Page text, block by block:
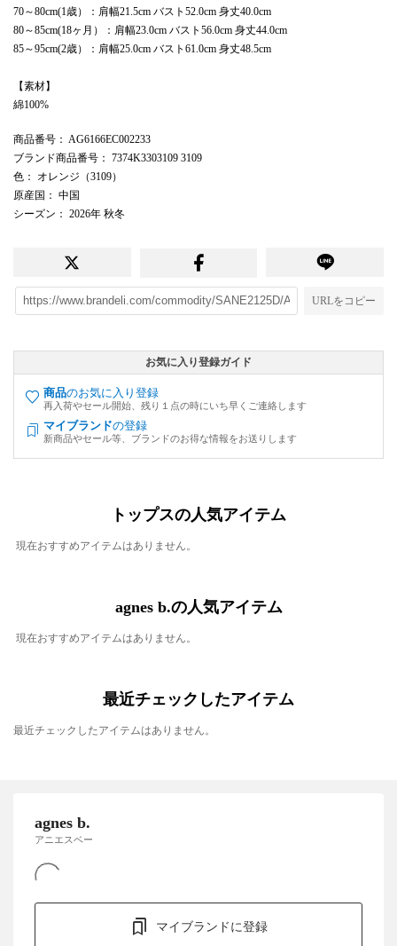
70～80cm(1歳）：肩幅21.5cm バスト52.0cm 身丈40.0cm
80～85cm(18ヶ月）：肩幅23.0cm バスト56.0cm 身丈44.0cm
85～95cm(2歳）：肩幅25.0cm バスト61.0cm 身丈48.5cm
【素材】
綿100%
商品番号 ： AG6166EC002233
ブランド商品番号 ： 7374K3303109 3109
色 ： オレンジ（3109）
原産国 ： 中国
シーズン ： 2026年 秋冬
URLをコピー
お気に入り登録ガイド
商品のお気に入り登録
再入荷やセール開始、残り１点の時にいち早くご連絡します
マイブランドの登録
新商品やセール等、ブランドのお得な情報をお送りします
トップスの人気アイテム
現在おすすめアイテムはありません。
agnes b.の人気アイテム
現在おすすめアイテムはありません。
最近チェックしたアイテム
最近チェックしたアイテムはありません。
agnes b.
アニエスベー
マイブランドに登録